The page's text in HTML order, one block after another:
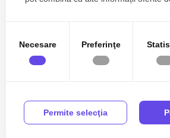
Necesare Preferinţe
Permite selecţia